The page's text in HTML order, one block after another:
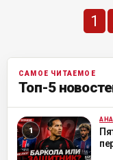
1
САМОЕ ЧИТАЕМОЕ
Топ-5
ML